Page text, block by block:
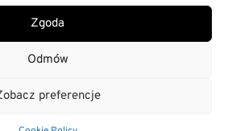
Zgoda
Odmów
preferencje